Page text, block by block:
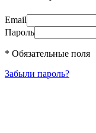
Email
Пароль
* Обязательные поля
Забыли пароль?